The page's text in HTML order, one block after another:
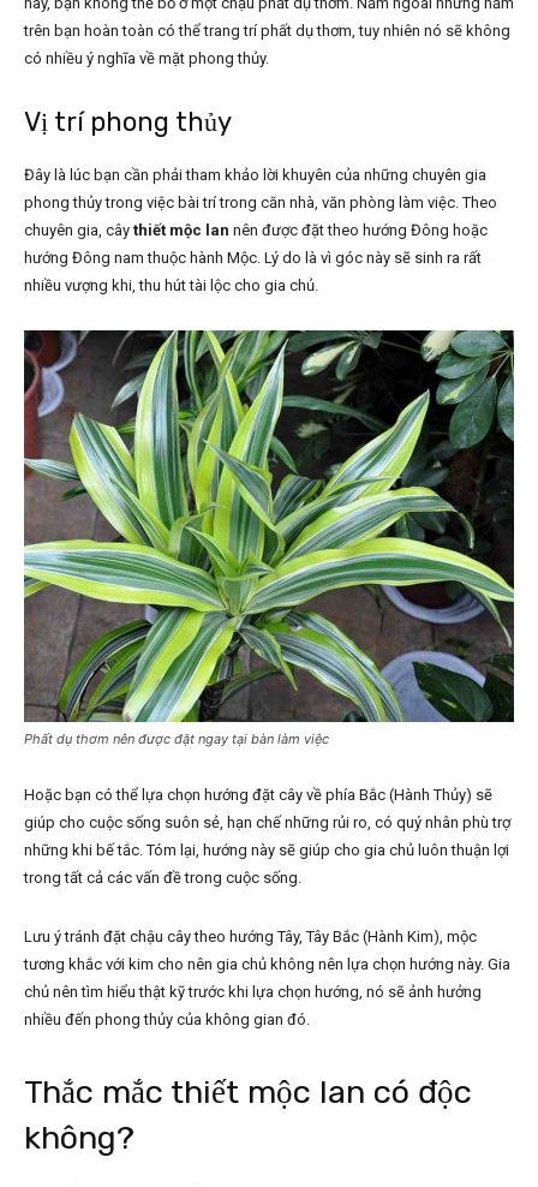
trên bạn hoàn toàn có thể trang trí phất dụ thơm, tuy nhiên nó sẽ không
có nhiều ý nghĩa về mặt phong thủy.
Vị trí phong thủy
Đây là lúc bạn cần phải tham khảo lời khuyên của những chuyên gia
phong thủy trong việc bài trí trong căn nhà, văn phòng làm việc. Theo
chuyên gia, cây thiết mộc lan nên được đặt theo hướng Đông hoặc
hướng Đông nam thuộc hành Mộc. Lý do là vì góc này sẽ sinh ra rất
nhiều vượng khi, thu hút tài lộc cho gia chủ.
Phất dụ thơm nên được đặt ngay tại bàn làm việc
Hoặc bạn có thể lựa chọn hướng đặt cây về phía Bắc (Hành Thủy) sẽ
giúp cho cuộc sống suôn sẻ, hạn chế những rủi ro, có quý nhân phù trợ
những khi bế tắc. Tóm lại, hướng này sẽ giúp cho gia chủ luôn thuận lợi
trong tất cả các vấn đề trong cuộc sống.
Lưu ý tránh đặt chậu cây theo hướng Tây, Tây Bắc (Hành Kim), mộc
tương khắc với kim cho nên gia chủ không nên lựa chọn hướng này. Gia
chủ nên tìm hiểu thật kỹ trước khi lựa chọn hướng, nó sẽ ảnh hưởng
nhiều đến phong thủy của không gian đó.
Thắc mắc thiết mộc lan có độc
không?